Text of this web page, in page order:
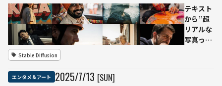
を書
類送
致
──
をリリース
テキスト
から”超
リアルな
写真っぽ
Stable Diffusion
エンタメ＆アート 2025/7/13 [SUN]